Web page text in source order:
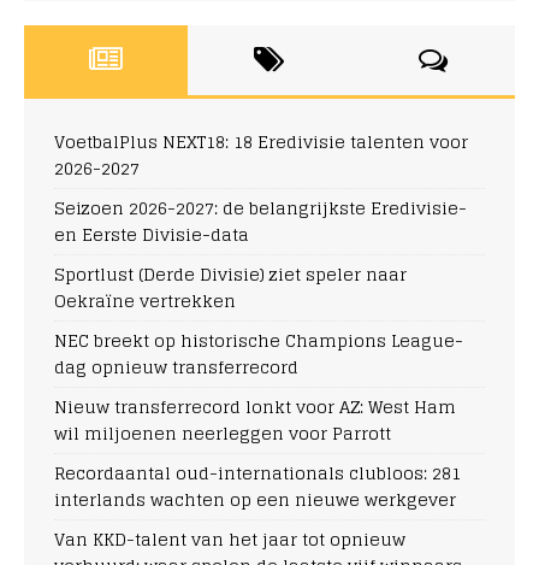
VoetbalPlus NEXT18: 18 Eredivisie talenten voor
2026-2027
Seizoen 2026-2027: de belangrijkste Eredivisie-
en Eerste Divisie-data
Sportlust (Derde Divisie) ziet speler naar
Oekraïne vertrekken
NEC breekt op historische Champions League-
dag opnieuw transferrecord
Nieuw transferrecord lonkt voor AZ: West Ham
wil miljoenen neerleggen voor Parrott
Recordaantal oud-internationals clubloos: 281
interlands wachten op een nieuwe werkgever
Van KKD-talent van het jaar tot opnieuw